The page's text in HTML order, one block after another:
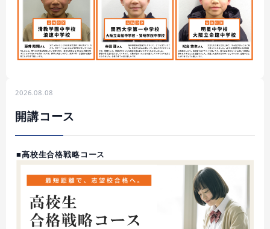
2026.08.08
開講コース
■高校生合格戦略コース